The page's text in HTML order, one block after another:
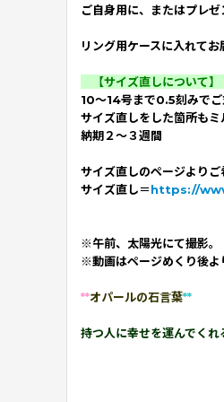
ご自身用に、またはプレゼ
リング用ケースに入れてお
【サイズ直しについて】
10〜14号まで0.5刻みでご
サイズ直しをした箇所もミ
納期２〜３週間
サイズ直しのページよりご
サイズ直し＝https://
※午前、太陽光にて撮影。
※動画はページめくり後よ
**オパールの石言葉**
持つ人に幸せを運んでくれ